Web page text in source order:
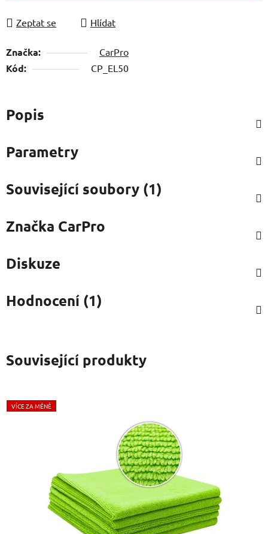
Zeptat se Hlídat
Značka: CarPro
Kód: CP_EL50
Popis
Parametry
Související soubory (1)
Značka CarPro
Diskuze
Hodnocení (1)
Související produkty
VÍCE ZA MÉNĚ